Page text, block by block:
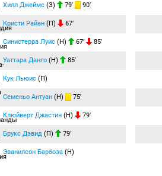
Хилл Джеймс (З) 79′ 90′
Кристи Райан (П) 67′
Синистерра Луис (Н) 67′ 85′
Уаттара Данго (Н) 85′
Кук Льюис (П)
Семеньо Антуан (Н) 75′
Клюйверт Джастин (Н) 79′
Брукс Дэвид (П) 79′
Эванилсон Барбоза (Н)